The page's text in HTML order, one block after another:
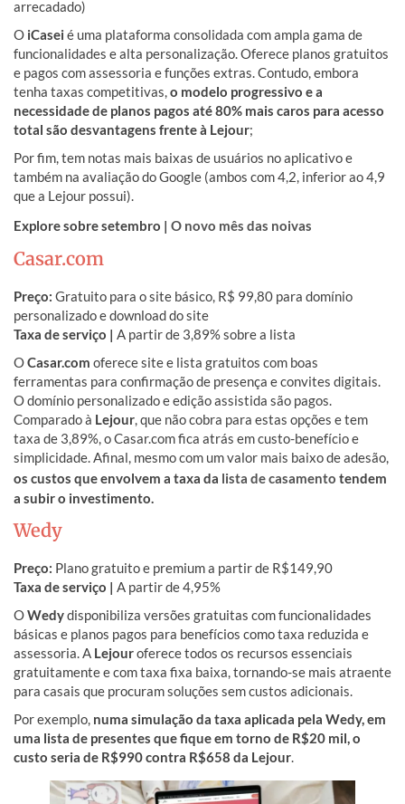
arrecadado)
O iCasei é uma plataforma consolidada com ampla gama de
funcionalidades e alta personalização. Oferece planos gratuitos
e pagos com assessoria e funções extras. Contudo, embora
tenha taxas competitivas,o modelo progressivo e a
necessidade de planos pagos até 80% mais caros para acesso
total são desvantagens frente à Lejour;
Por fim, tem notas mais baixas de usuários no aplicativo e
também na avaliação do Google (ambos com 4,2, inferior ao 4,9
que a Lejour possui).
Explore sobre setembro | O novo mês das noivas
Casar.com
Preço: Gratuito para o site básico, R$ 99,80 para domínio
personalizado e download do site
Taxa de serviço | A partir de 3,89% sobre a lista
OCasar.com oferece site e lista gratuitos com boas
ferramentas para confirmação de presença e convites digitais.
O domínio personalizado e edição assistida são pagos.
Comparado à Lejour, que não cobra para estas opções e tem
taxa de 3,89%, o Casar.com fica atrás em custo-benefício e
simplicidade. Afinal, mesmo com um valor mais baixo de adesão,
os custos que envolvem a taxa da lista de casamento tendem
a subir o investimento.
Wedy
Preço: Plano gratuito e premium a partir de R$149,90
Taxa de serviço | A partir de 4,95%
OWedydisponibiliza versões gratuitas com funcionalidades
básicas e planos pagos para benefícios como taxa reduzida e
assessoria. A Lejouroferece todos os recursos essenciais
gratuitamente e com taxa fixa baixa, tornando-se mais atraente
para casais que procuram soluções sem custos adicionais.
Por exemplo, numa simulação da taxa aplicada pela Wedy, em
uma lista de presentes que fique em torno de R$20 mil, o
custo seria de R$990 contra R$658 da Lejour.